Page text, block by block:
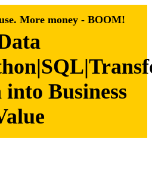
More money - BOOM!
Business